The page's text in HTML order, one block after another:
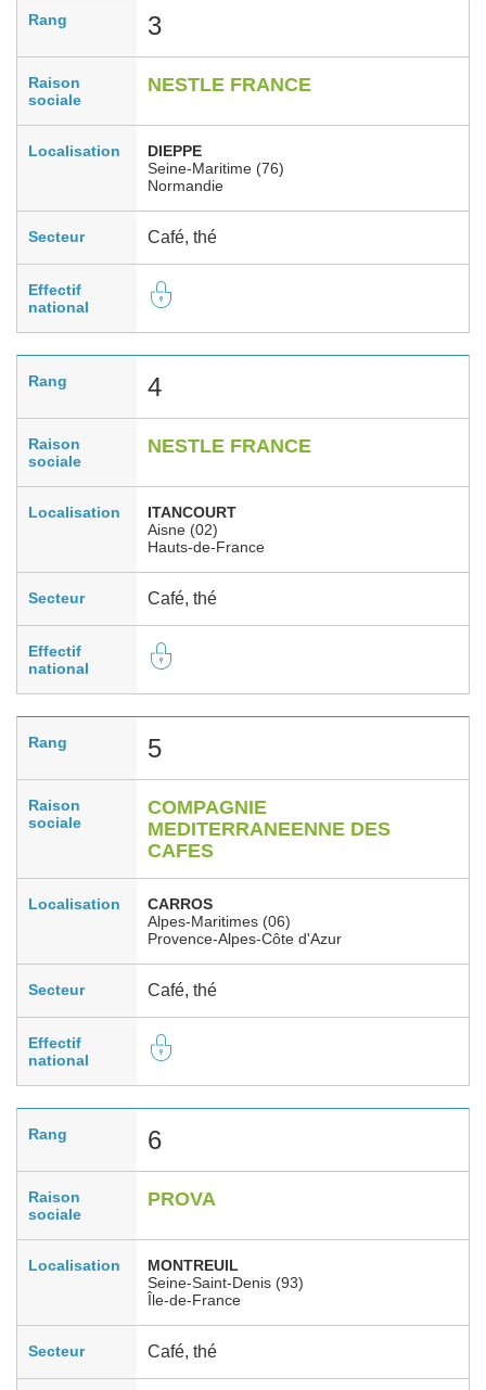
Rang 3
Raison
sociale
NESTLE FRANCE
Localisation
DIEPPE
Seine-Maritime (76)
Normandie
Secteur Café, thé
Effectif
national
Rang 4
Raison
sociale
NESTLE FRANCE
Localisation
ITANCOURT
Aisne (02)
Hauts-de-France
Secteur Café, thé
Effectif
national
Rang 5
Raison
sociale
COMPAGNIE
MEDITERRANEENNE DES
CAFES
Localisation
CARROS
Alpes-Maritimes (06)
Provence-Alpes-Côte d'Azur
Secteur Café, thé
Effectif
national
Rang 6
Raison
sociale
PROVA
Localisation
MONTREUIL
Seine-Saint-Denis (93)
Île-de-France
Secteur Café, thé